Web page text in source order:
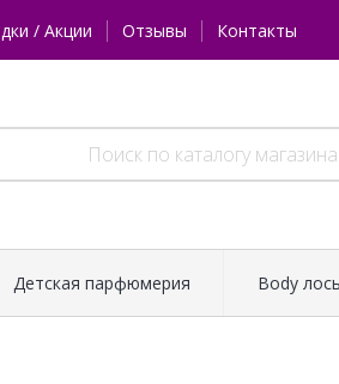
/ Акции Отзывы Контакты
Детская парфюмерия Body